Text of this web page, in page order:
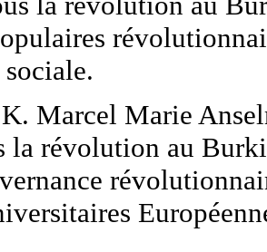
Marcel Marie
la révolution au